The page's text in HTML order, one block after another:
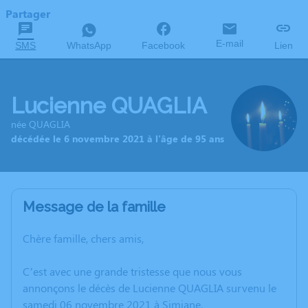
Partager
SMS WhatsApp Facebook E-mail Lien
Lucienne QUAGLIA
née QUAGLIA
décédée le 6 novembre 2021 à l'âge de 95 ans
Message de la famille
Chère famille, chers amis,
C’est avec une grande tristesse que nous vous
annonçons le décès de Lucienne QUAGLIA survenu le
samedi 06 novembre 2021 à Simiane.